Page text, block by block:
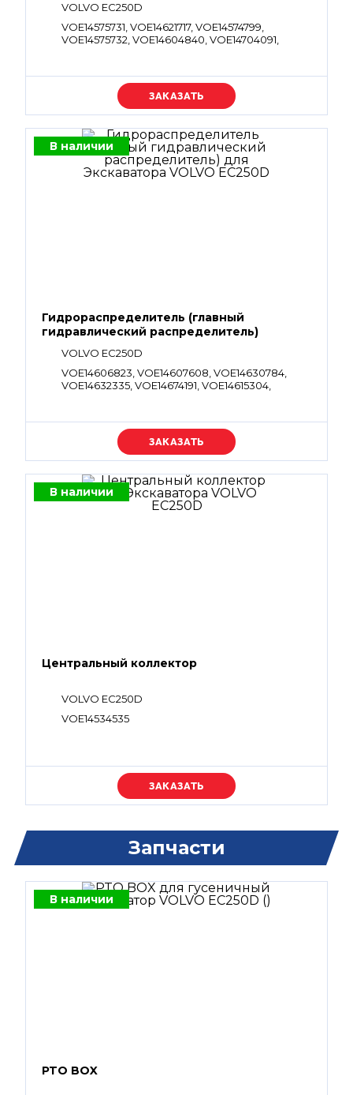
VOLVO EC250D
VOE14575731, VOE14621717, VOE14574799,
VOE14575732, VOE14604840, VOE14704091,
Уточняйте цену
В наличии
Гидрораспределитель (главный
гидравлический распределитель)
VOLVO EC250D
VOE14606823, VOE14607608, VOE14630784,
VOE14632335, VOE14674191, VOE14615304,
Уточняйте цену
В наличии
Центральный коллектор
VOLVO EC250D
VOE14534535
Уточняйте цену
Запчасти
В наличии
PTO BOX